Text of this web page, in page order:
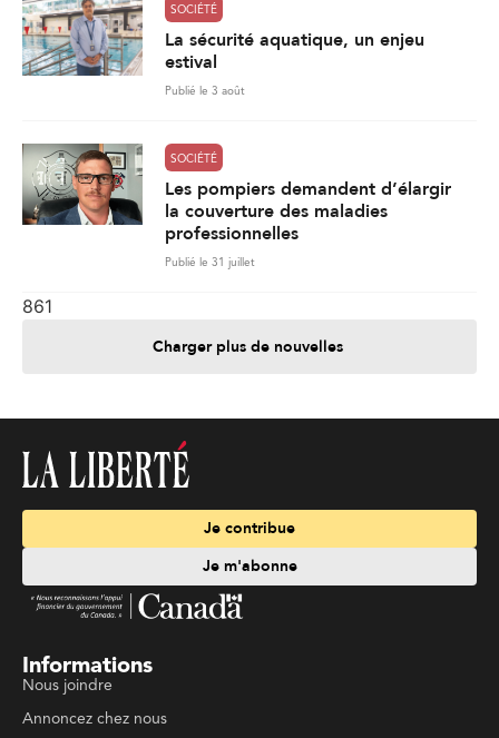
SOCIÉTÉ
La sécurité aquatique, un enjeu
estival
Publié le 3 août
SOCIÉTÉ
Les pompiers demandent d’élargir
la couverture des maladies
professionnelles
Publié le 31 juillet
861
Charger plus de nouvelles
Je contribue
Je m'abonne
Informations
Nous joindre
Annoncez chez nous